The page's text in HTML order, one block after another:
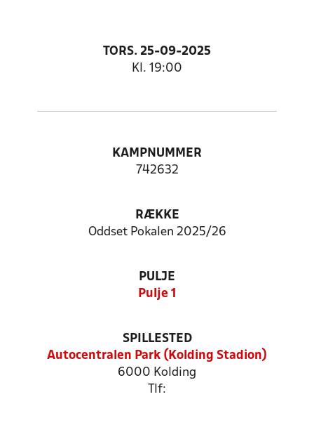
TORS. 25-09-2025
Kl. 19:00
KAMPNUMMER
742632
RÆKKE
Oddset Pokalen 2025/26
PULJE
Pulje 1
SPILLESTED
Autocentralen Park (Kolding Stadion)
6000 Kolding
Tlf: